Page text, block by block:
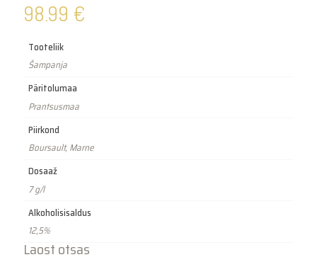
98.99 €
Tooteliik
Šampanja
Päritolumaa
Prantsusmaa
Piirkond
Boursault, Marne
Dosaaž
7 g/l
Alkoholisisaldus
12,5%
Laost otsas